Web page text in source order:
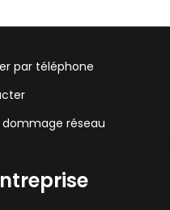
par téléphone
dommage réseau